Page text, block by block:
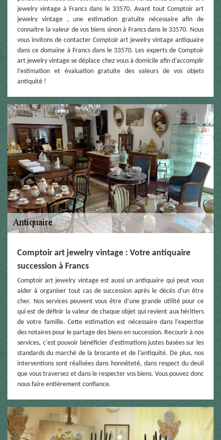
jewelry vintage à Francs dans le 33570. Avant tout Comptoir art
jewelry vintage , une estimation gratuite nécessaire afin de
connaitre la valeur de vos biens sinon à Francs dans le 33570. Nous
vous invitons de contacter Comptoir art jewelry vintage antiquaire
dans ce domaine à Francs dans le 33570. Les experts de Comptoir
art jewelry vintage se déplace chez vous à domicile afin d’accomplir
l’estimation et évaluation gratuite des valeurs de vos objets
antiquité !
Comptoir art jewelry vintage : Votre antiquaire
succession à Francs
Comptoir art jewelry vintage est aussi un antiquaire qui peut vous
aider à organiser tout cas de succession après le décès d'un être
cher. Nos services peuvent vous être d’une grande utilité pour ce
qui est de définir la valeur de chaque objet qui revient aux héritiers
de votre famille. Cette estimation est nécessaire dans l’expertise
des notaires pour le partage des biens en succession. Recourir à nos
services, c'est pouvoir bénéficier d'estimations justes basées sur les
standards du marché de la brocante et de l’antiquité. De plus, nos
interventions sont réalisées dans honnêteté, dans respect du deuil
que vous traversez et dans le respecter vos biens. Vous pouvez donc
nous faire entièrement confiance.